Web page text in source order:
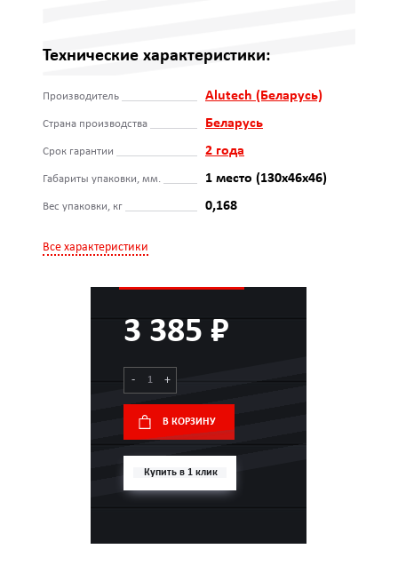
Технические характеристики:
Производитель Alutech (Беларусь)
Страна производства Беларусь
Срок гарантии 2 года
Габариты упаковки, мм. 1 место (130x46x46)
Вес упаковки, кг 0,168
Все характеристики
3 385 ₽
- +
В КОРЗИНУ
Купить в 1 клик